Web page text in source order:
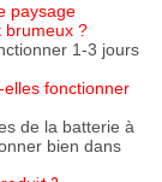
paysage
brumeux ?
1-3 jours
fonctionner
de la batterie à
bien dans